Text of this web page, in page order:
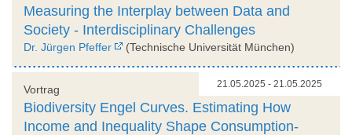
Measuring the Interplay between Data and
Society - Interdisciplinary Challenges
Dr. Jürgen Pfeffer (Technische Universität München)
21.05.2025 - 21.05.2025
Vortrag
Biodiversity Engel Curves. Estimating How
Income and Inequality Shape Consumption-